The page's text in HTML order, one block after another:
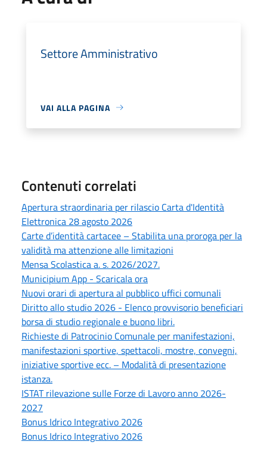
Settore Amministrativo
VAI ALLA PAGINA
Contenuti correlati
Apertura straordinaria per rilascio Carta d'Identità
Elettronica 28 agosto 2026
Carte d’identità cartacee – Stabilita una proroga per la
validità ma attenzione alle limitazioni
Mensa Scolastica a. s. 2026/2027.
Municipium App - Scaricala ora
Nuovi orari di apertura al pubblico uffici comunali
Diritto allo studio 2026 - Elenco provvisorio beneficiari
borsa di studio regionale e buono libri.
Richieste di Patrocinio Comunale per manifestazioni,
manifestazioni sportive, spettacoli, mostre, convegni,
iniziative sportive ecc. – Modalità di presentazione
istanza.
ISTAT rilevazione sulle Forze di Lavoro anno 2026-
2027
Bonus Idrico Integrativo 2026
Bonus Idrico Integrativo 2026